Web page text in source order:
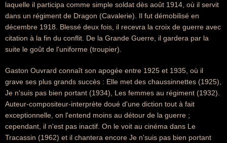
laquelle il participa comme simple soldat dès août 1914, où il servit
dans un régiment de Dragon (Cavalerie). Il fut démobilisé en
décembre 1918. Blessé deux fois, il recevra la croix de guerre avec
citation à la fin du conflit. De la Grande Guerre, il gardera par la
suite le goût de l'uniforme (troupier).
Gaston Ouvrard connaît son apogée entre 1925 et 1935, où il
grave ses plus grands succès : Elle met des chaussinnettes (1925),
Je n'suis pas bien portant (1934), Les femmes au régiment (1932).
Auteur-compositeur-interprète doué d'une diction tout à fait
exceptionnelle, on l'entend moins au détour de la guerre ;
cependant, il n'est pas inactif. On le voit au cinéma dans Le
Tracassin (1962) et il chantera encore Je n'suis pas bien portant